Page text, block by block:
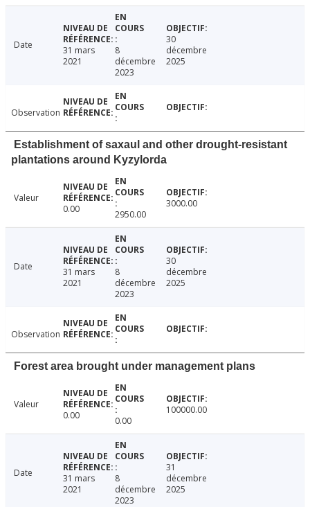
Date
31 mars
2021
8
décembre
2023
30
décembre
2025
Observation
Establishment of saxaul and other drought-resistant
plantations around Kyzylorda
Valeur
0.00
2950.00
3000.00
Date
31 mars
2021
8
décembre
2023
30
décembre
2025
Observation
Forest area brought under management plans
Valeur
0.00
0.00
100000.00
Date
31 mars
2021
8
décembre
2023
31
décembre
2025